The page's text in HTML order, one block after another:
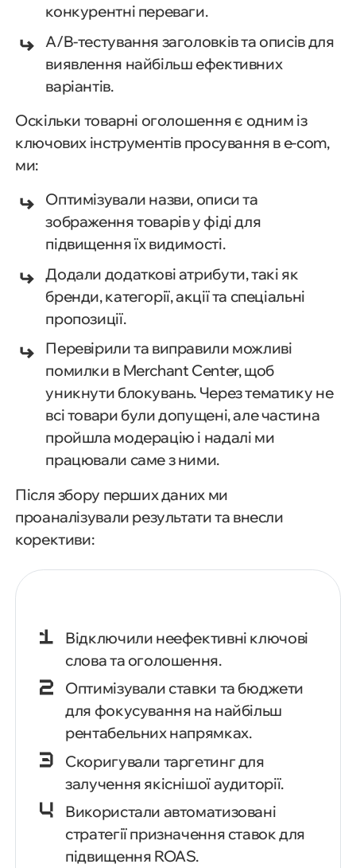
конкурентні переваги.
A/B-тестування заголовків та описів для
виявлення найбільш ефективних
варіантів.
Оскільки товарні оголошення є одним із
ключових інструментів просування в e-com,
ми:
Оптимізували назви, описи та
зображення товарів у фіді для
підвищення їх видимості.
Додали додаткові атрибути, такі як
бренди, категорії, акції та спеціальні
пропозиції.
Перевірили та виправили можливі
помилки в Merchant Center, щоб
уникнути блокувань. Через тематику не
всі товари були допущені, але частина
пройшла модерацію і надалі ми
працювали саме з ними.
Після збору перших даних ми
проаналізували результати та внесли
корективи:
Відключили неефективні ключові
слова та оголошення.
Оптимізували ставки та бюджети
для фокусування на найбільш
рентабельних напрямках.
Скоригували таргетинг для
залучення якіснішої аудиторії.
Використали автоматизовані
стратегії призначення ставок для
підвищення ROAS.